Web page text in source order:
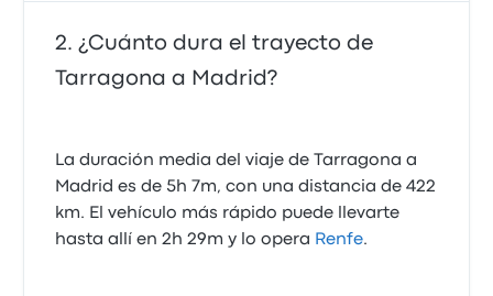
¿Cuánto dura el trayecto de
Tarragona a Madrid?
La duración media del viaje de Tarragona a
Madrid es de 5h 7m, con una distancia de 422
km. El vehículo más rápido puede llevarte
hasta allí en 2h 29m y lo opera Renfe.